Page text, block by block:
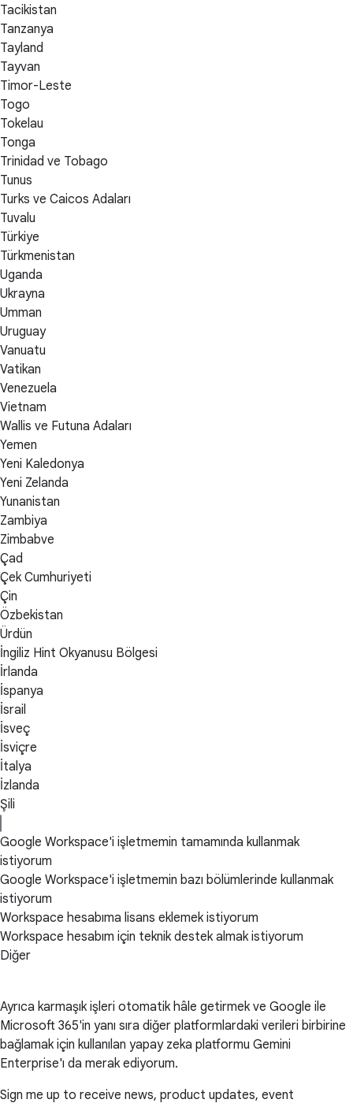
Tacikistan
Tanzanya
Tayland
Tayvan
Timor-Leste
Togo
Tokelau
Tonga
Trinidad ve Tobago
Tunus
Turks ve Caicos Adaları
Tuvalu
Türkiye
Türkmenistan
Uganda
Ukrayna
Umman
Uruguay
Vanuatu
Vatikan
Venezuela
Vietnam
Wallis ve Futuna Adaları
Yemen
Yeni Kaledonya
Yeni Zelanda
Yunanistan
Zambiya
Zimbabve
Çad
Çek Cumhuriyeti
Çin
Özbekistan
Ürdün
İngiliz Hint Okyanusu Bölgesi
İrlanda
İspanya
İsrail
İsveç
İsviçre
İtalya
İzlanda
Şili
Google Workspace'i işletmemin tamamında kullanmak
istiyorum
Google Workspace'i işletmemin bazı bölümlerinde kullanmak
istiyorum
Workspace hesabıma lisans eklemek istiyorum
Workspace hesabım için teknik destek almak istiyorum
Diğer
Ayrıca karmaşık işleri otomatik hâle getirmek ve Google ile
Microsoft 365'in yanı sıra diğer platformlardaki verileri birbirine
bağlamak için kullanılan yapay zeka platformu Gemini
Enterprise'ı da merak ediyorum.
Sign me up to receive news, product updates, event